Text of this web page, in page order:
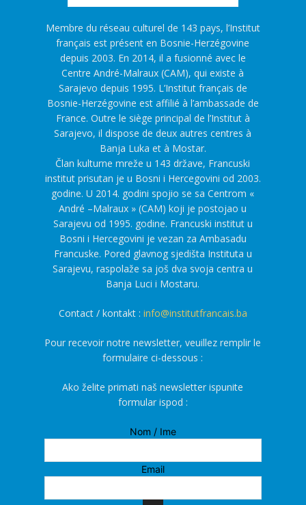
Membre du réseau culturel de 143 pays, l’Institut
français est présent en Bosnie-Herzégovine
depuis 2003. En 2014, il a fusionné avec le
Centre André-Malraux (CAM), qui existe à
Sarajevo depuis 1995. L’Institut français de
Bosnie-Herzégovine est affilié à l’ambassade de
France. Outre le siège principal de l’Institut à
Sarajevo, il dispose de deux autres centres à
Banja Luka et à Mostar.
Član kulturne mreže u 143 države, Francuski
institut prisutan je u Bosni i Hercegovini od 2003.
godine. U 2014. godini spojio se sa Centrom «
André –Malraux » (CAM) koji je postojao u
Sarajevu od 1995. godine. Francuski institut u
Bosni i Hercegovini je vezan za Ambasadu
Francuske. Pored glavnog sjedišta Instituta u
Sarajevu, raspolaže sa još dva svoja centra u
Banja Luci i Mostaru.
Contact / kontakt : info@institutfrancais.ba
Pour recevoir notre newsletter, veuillez remplir le
formulaire ci-dessous :
Ako želite primati naš newsletter ispunite
formular ispod :
Nom / Ime
Email